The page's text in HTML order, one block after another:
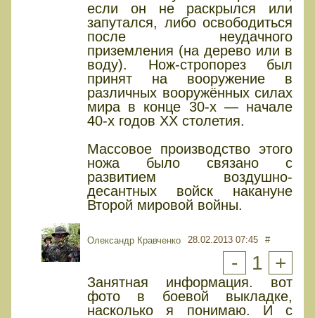
если он не раскрылся или
запутался, либо освободиться
после неудачного
приземления (на дерево или в
воду). Нож-стропорез был
принят на вооружение в
различных вооружённых силах
мира в конце 30-х — начале
40-х годов XX столетия.
Массовое производство этого
ножа было связано с
развитием воздушно-
десантных войск накануне
Второй мировой войны.
Олександр Кравченко 28.02.2013 07:45 #
- 1 +
Занятная информация. вот
фото в боевой выкладке,
насколько я понимаю. И с